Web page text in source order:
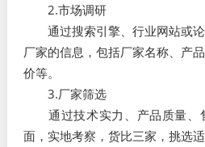
2.市场调研
通过搜索引擎、行业网站或论
厂家的信息，包括厂家名称、产
价等。
3.厂家筛选
通过技术实力、产品质量、
面，实地考察，货比三家，挑选